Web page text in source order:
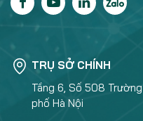
TRỤ SỞ CHÍNH
Tầng 6, Số 508
phố Hà Nội